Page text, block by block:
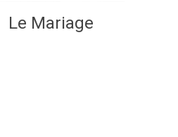
Le Mariage